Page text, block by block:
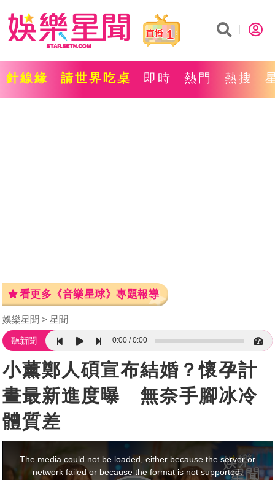
1
針線緣 請世界吃桌 即時 熱門 熱搜
看更多《音樂星球》專題報導
娛樂星聞 星聞
聽新聞 0:00 0:00
小薰鄭人碩宣布結婚？懷孕計
畫最新進度曝 無奈手腳冰冷
體質差
window.
The media could not be loaded, either because the server or
network failed or because the format is not supported.